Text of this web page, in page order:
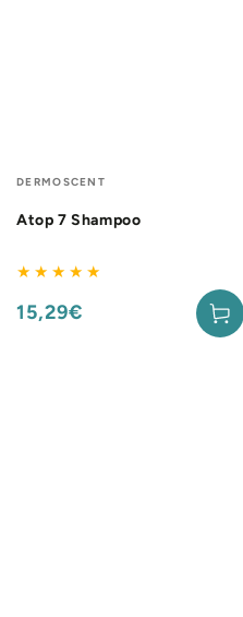
Fournisseur:
DERMOSCENT
Atop 7 Shampoo
Prix
15,29€